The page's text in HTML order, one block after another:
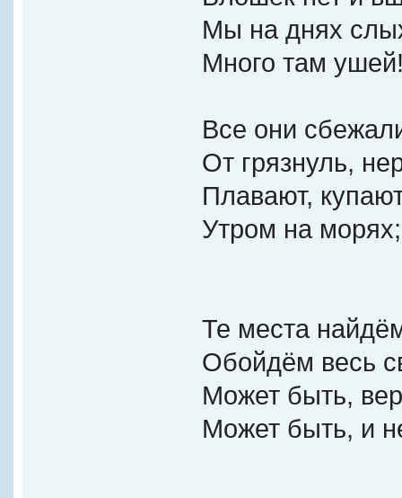
Мы на днях
Много там
Все они
От грязнуль,
Плавают,
Утром на морях;
Те места
Обойдём весь
Может быть,
Может быть, и